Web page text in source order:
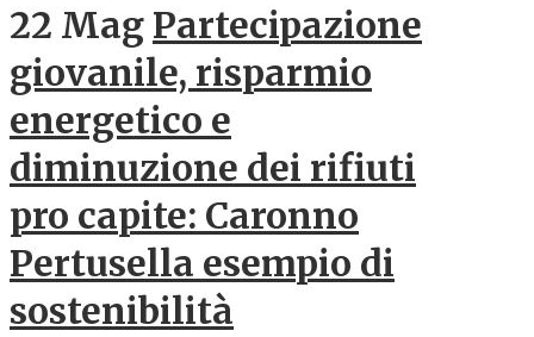
22 Mag Partecipazione
giovanile, risparmio
energetico e
diminuzione dei rifiuti
pro capite: Caronno
Pertusella esempio di
sostenibilità